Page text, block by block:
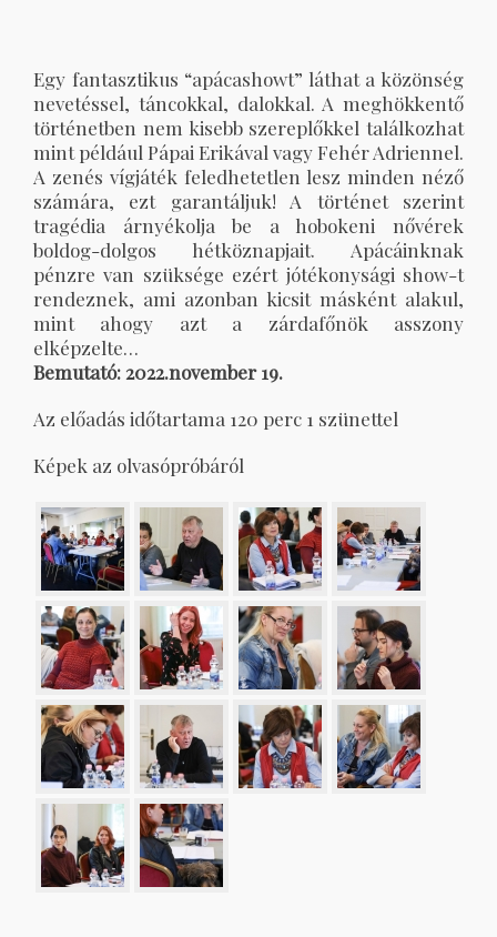
Egy fantasztikus “apácashowt” láthat a közönség
nevetéssel, táncokkal, dalokkal. A meghökkentő
történetben nem kisebb szereplőkkel találkozhat
mint például Pápai Erikával vagy Fehér Adriennel.
A zenés vígjáték feledhetetlen lesz minden néző
számára, ezt garantáljuk! A történet szerint
tragédia árnyékolja be a hobokeni nővérek
boldog-dolgos hétköznapjait. Apácáinknak
pénzre van szüksége ezért jótékonysági show-t
rendeznek, ami azonban kicsit másként alakul,
mint ahogy azt a zárdafőnök asszony
elképzelte…
Bemutató: 2022.november 19.
Az előadás időtartama 120 perc 1 szünettel
Képek az olvasópróbáról